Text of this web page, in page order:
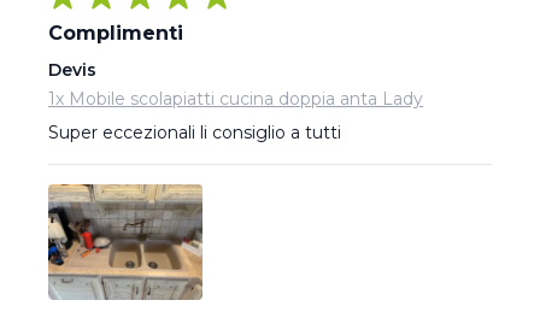
Complimenti
Devis
1x Mobile scolapiatti cucina doppia anta Lady
Super eccezionali li consiglio a tutti